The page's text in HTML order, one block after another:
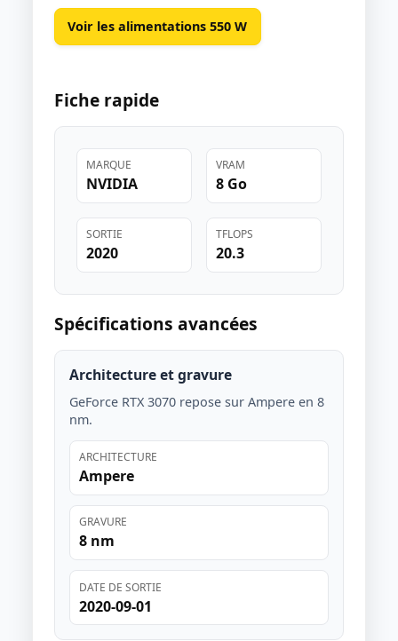
Voir les alimentations 550 W
Fiche rapide
MARQUE
NVIDIA
VRAM
8 Go
SORTIE
2020
TFLOPS
20.3
Spécifications avancées
Architecture et gravure
GeForce RTX 3070 repose sur Ampere en 8
nm.
ARCHITECTURE
Ampere
GRAVURE
8 nm
DATE DE SORTIE
2020-09-01